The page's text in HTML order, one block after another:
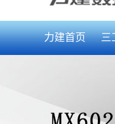
力建首页 三